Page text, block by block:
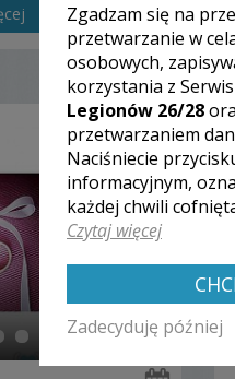
Zgadzam się na
przetwarzanie w
osobowych,
korzystania z
Legionów 26/28
przetwarzaniem
Naciśniecie
informacyjnym,
każdej chwili
Czytaj więcej
Zadecyduję później